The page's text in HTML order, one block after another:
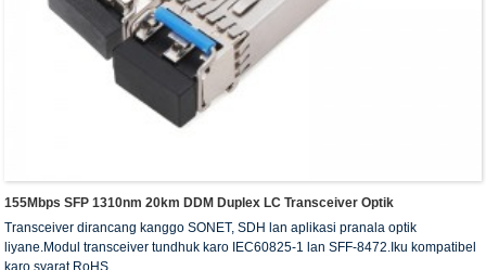
155Mbps SFP 1310nm 20km DDM Duplex LC Transceiver Optik
Transceiver dirancang kanggo SONET, SDH lan aplikasi pranala optik
liyane.Modul transceiver tundhuk karo IEC60825-1 lan SFF-8472.Iku kompatibel